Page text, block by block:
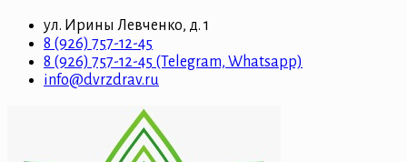
ул. Ирины Левченко, д. 1
8 (926) 757-12-45
8 (926) 757-12-45 (Telegram, Whatsapp)
info@dvrzdrav.ru